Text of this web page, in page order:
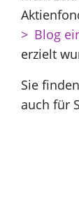
Blog
erzielt
Sie
auch für